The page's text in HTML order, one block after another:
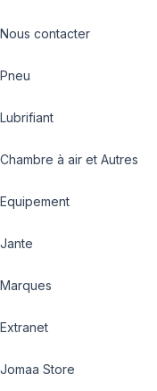
Nous contacter
Pneu
Lubrifiant
Chambre à air et Autres
Equipement
Jante
Marques
Extranet
Jomaa Store